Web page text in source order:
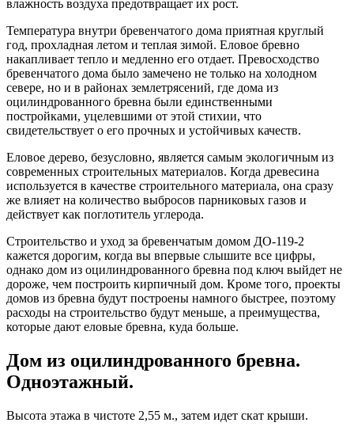
влажность воздуха предотвращает их рост.
Температура внутри бревенчатого дома приятная круглый
год, прохладная летом и теплая зимой. Еловое бревно
накапливает тепло и медленно его отдает. Превосходство
бревенчатого дома было замечено не только на холодном
севере, но и в районах землетрясений, где дома из
оцилиндрованного бревна были единственными
постройками, уцелевшими от этой стихии, что
свидетельствует о его прочных и устойчивых качеств.
Еловое дерево, безусловно, является самым экологичным из
современных строительных материалов. Когда древесина
используется в качестве строительного материала, она сразу
же влияет на количество выбросов парниковых газов и
действует как поглотитель углерода.
Строительство и уход за бревенчатым домом ДО-119-2
кажется дорогим, когда вы впервые слышите все цифры,
однако дом из оцилиндрованного бревна под ключ выйдет не
дороже, чем построить кирпичный дом. Кроме того, проекты
домов из бревна будут построены намного быстрее, поэтому
расходы на строительство будут меньше, а преимущества,
которые дают еловые бревна, куда больше.
Дом из оцилиндрованного бревна.
Одноэтажный.
Высота этажа в чистоте 2,55 м., затем идет скат крыши.